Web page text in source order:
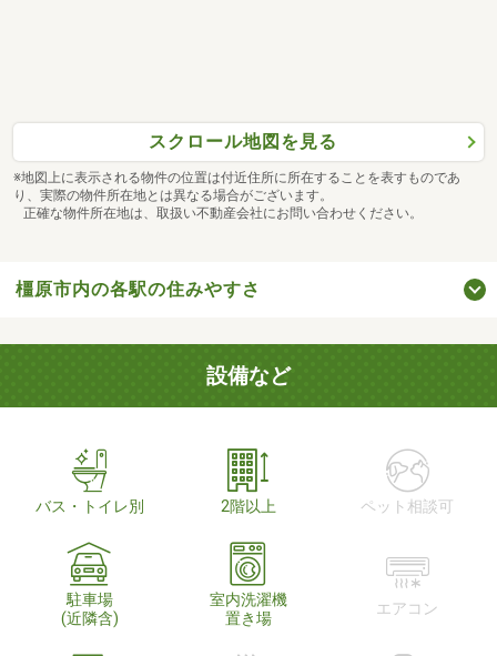
スクロール地図を見る
※地図上に表示される物件の位置は付近住所に所在することを表すものであ
り、実際の物件所在地とは異なる場合がございます。
正確な物件所在地は、取扱い不動産会社にお問い合わせください。
橿原市内の各駅の住みやすさ
設備など
バス・トイレ別 2階以上 ペット相談可
駐車場
(近隣含)
室内洗濯機
置き場
エアコン